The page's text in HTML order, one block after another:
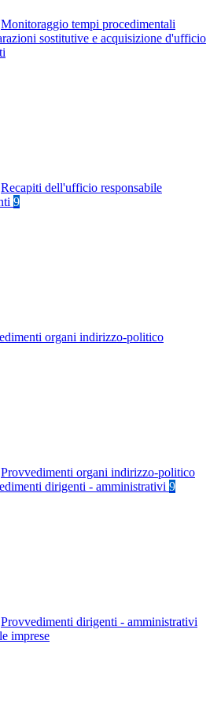
Monitoraggio tempi procedimentali
sostitutive e acquisizione d'ufficio
Recapiti dell'ufficio responsabile
9
organi indirizzo-politico
Provvedimenti organi indirizzo-politico
dirigenti - amministrativi 9
Provvedimenti dirigenti - amministrativi
imprese